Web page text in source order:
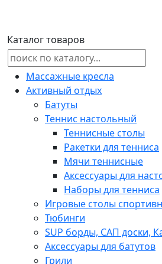
Каталог товаров
Массажные кресла
Активный отдых
Батуты
Теннис настольный
Теннисные столы
Ракетки для тенниса
Мячи теннисные
Аксессуары для
Наборы для тенниса
Игровые столы
Тюбинги
SUP борды, САП доски,
Аксессуары для батутов
Грили